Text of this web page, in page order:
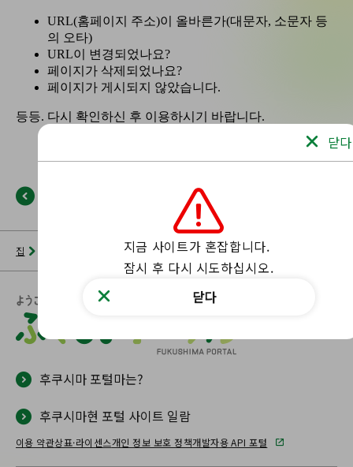
집 후쿠시마 포털 해당 페이지를 찾을 수 없습니다.
후쿠시마 포털마는?
후쿠시마현 포털 사이트 일람
이용 약관상표·라이센스개인 정보 보호 정책개발자용 API 포털
닫다
지금 사이트가 혼잡합니다.
잠시 후 다시 시도하십시오.
닫다